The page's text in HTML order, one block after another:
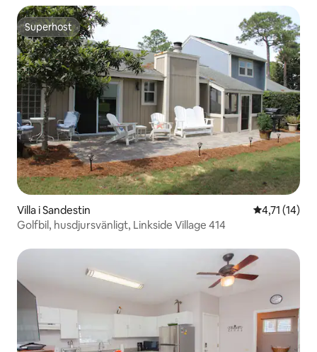
Superhost
Superhost
Villa i Sandestin 4,71 av 5 i
4,71 (14)
Golfbil, husdjursvänligt, Linkside Village 414